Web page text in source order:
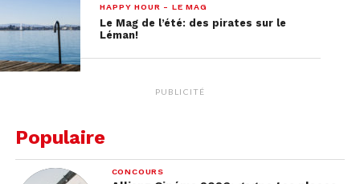
HAPPY HOUR - LE MAG
Le Mag de l’été: des pirates sur le
Léman!
PUBLICITÉ
Populaire
CONCOURS